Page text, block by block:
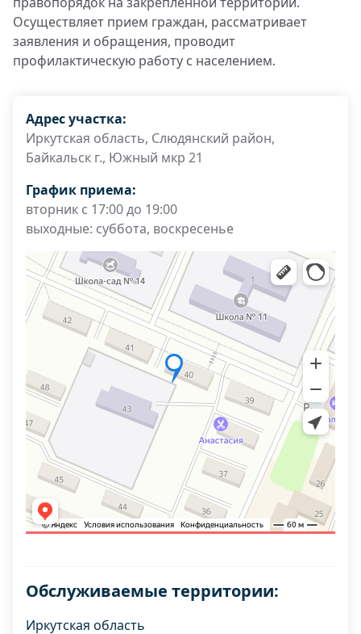
Осуществляет прием граждан, рассматривает
заявления и обращения, проводит
профилактическую работу с населением.
Адрес участка:
Иркутская область, Слюдянский район,
Байкальск г., Южный мкр 21
График приема:
вторник с 17:00 до 19:00
выходные: суббота, воскресенье
Обслуживаемые территории:
Иркутская область